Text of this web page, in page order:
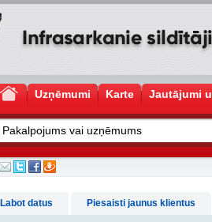
Uzņēmumi Karte Jautājumi
Labot datus Piesaisti jaunus klientus